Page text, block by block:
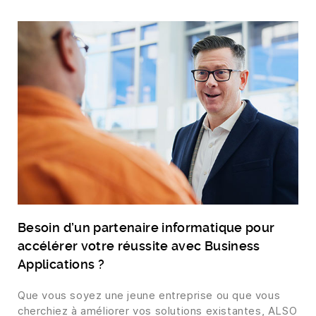
Besoin d’un partenaire informatique pour
accélérer votre réussite avec Business
Applications ?
Que vous soyez une jeune entreprise ou que vous
cherchiez à améliorer vos solutions existantes, ALSO